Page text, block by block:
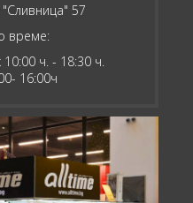
"Сливница" 57
време:
ч. - 18:30 ч.
16:00ч